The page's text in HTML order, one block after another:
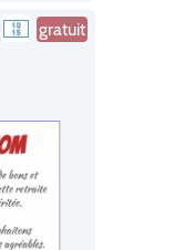
gratuit